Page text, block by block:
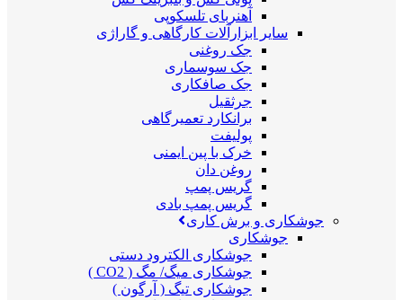
آهنربای تلسکوپی
سایر ابزارآلات کارگاهی و گاراژی
جک روغنی
جک سوسماری
جک صافکاری
جرثقیل
برانکارد تعمیرگاهی
پولیفت
خرک با پین ایمنی
روغن دان
گریس پمپ
گریس پمپ بادی
جوشکاری و برش کاری
جوشکاری
جوشکاری الکترود دستی
جوشکاری میگ/ مگ ( CO2 )
جوشکاری تیگ ( آرگون )